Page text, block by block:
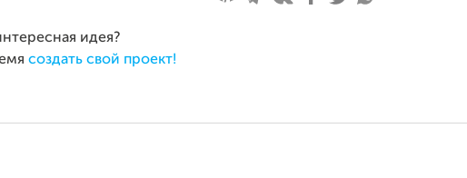
идея?
создать свой проект!